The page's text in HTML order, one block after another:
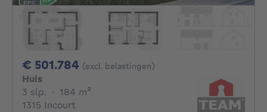
€ 501.784 501784€
(excl. belastingen)
Huis
3 slp. 3 slaapkamers
· 184 m²
1315 Incourt